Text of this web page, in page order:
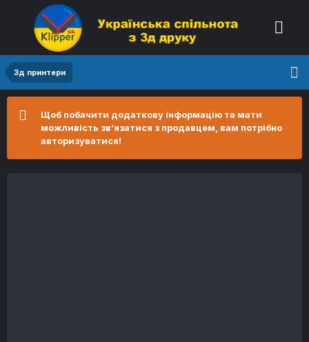
3д принтери
Щоб побачити додаткову інформацію та мати
можливість зв’язатися з продавцем, вам потрібно
авторизуватися!